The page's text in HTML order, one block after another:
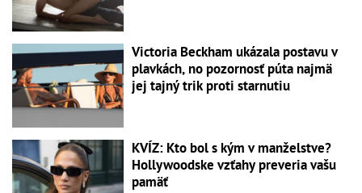
Victoria Beckham ukázala postavu v
plavkách, no pozornosť púta najmä
jej tajný trik proti starnutiu
KVÍZ: Kto bol s kým v manželstve?
Hollywoodske vzťahy preveria vašu
pamäť